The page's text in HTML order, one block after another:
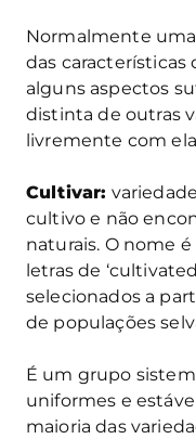
Normalmente
das características
alguns aspectos
distinta de outras
livremente com
Cultivar:
cultivo e não
naturais. O nome
letras de
selecionados a
de populações
É um grupo
uniformes e
maioria das